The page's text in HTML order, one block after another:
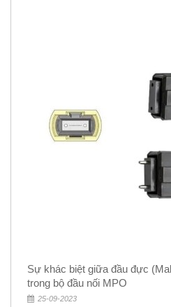
Sự khác biệt giữa đầu đực
trong bộ đầu nối MPO
25-09-2023